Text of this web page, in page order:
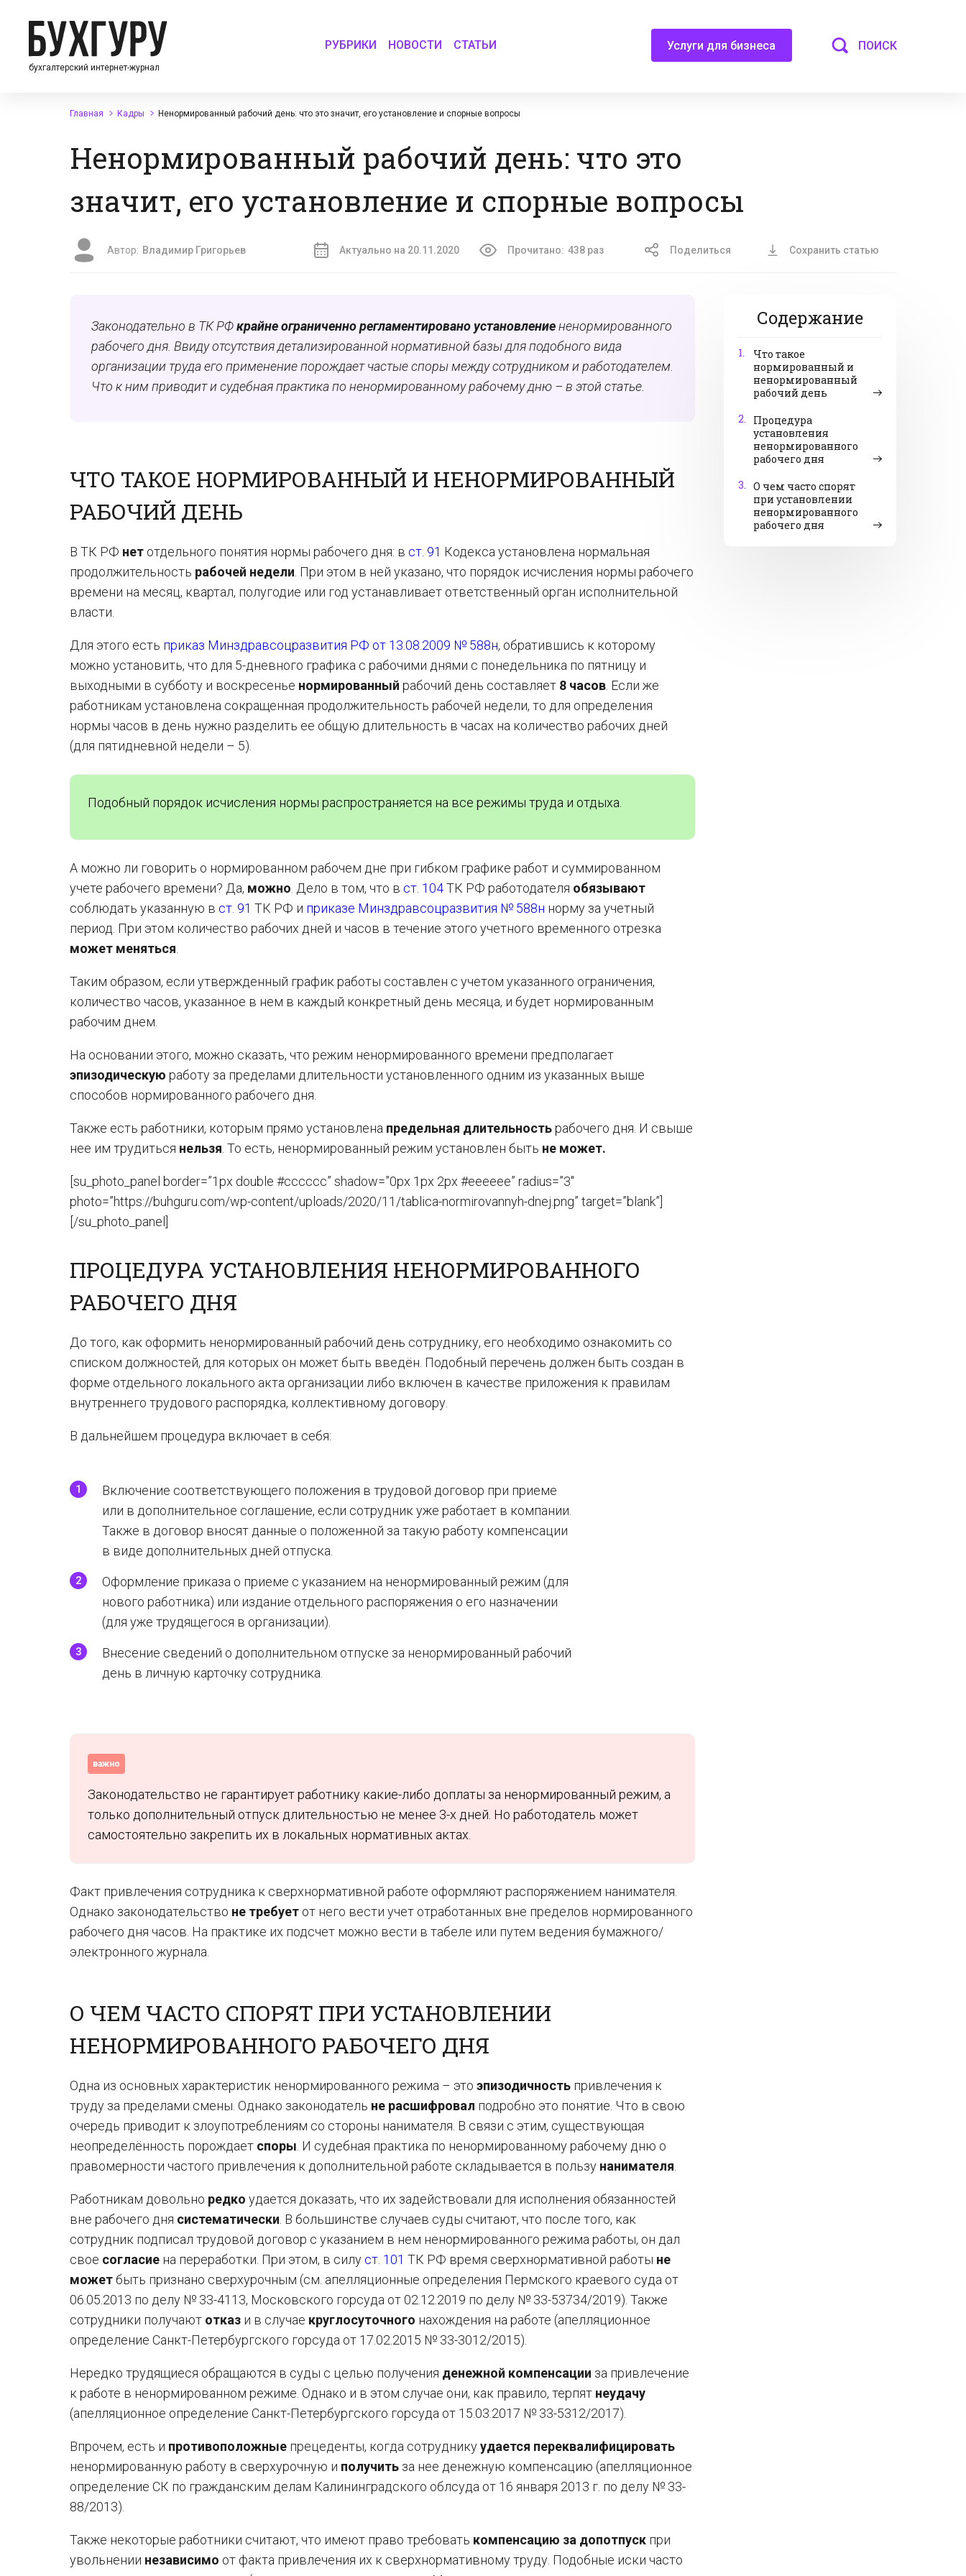
бухгалтерский интернет-журнал
РУБРИКИ НОВОСТИ СТАТЬИ Услуги для бизнеса ПОИСК
Главная Кадры Ненормированный рабочий день: что это значит, его установление и спорные вопросы
Ненормированный рабочий день: что это
значит, его установление и спорные вопросы
Автор: Владимир Григорьев Актуально на 20.11.2020 Прочитано: 438 раз Поделиться Сохранить статью
Содержание
1.
Что такое
нормированный и
ненормированный
рабочий день
2.
Процедура
установления
ненормированного
рабочего дня
3. О чем часто спорят
при установлении
ненормированного
рабочего дня
Законодательно в ТК РФкрайне ограниченно регламентировано установлениененормированного
рабочего дня. Ввиду отсутствия детализированной нормативной базы для подобного вида
организации труда его применение порождает частые споры между сотрудником и работодателем.
Что к ним приводит и судебная практика по ненормированному рабочему дню – в этой статье.
ЧТО ТАКОЕ НОРМИРОВАННЫЙ И НЕНОРМИРОВАННЫЙ
РАБОЧИЙ ДЕНЬ
В ТК РФ нет отдельного понятия нормы рабочего дня: в ст. 91 Кодекса установлена нормальная
продолжительность рабочей недели . При этом в ней указано, что порядок исчисления нормы рабочего
времени на месяц, квартал, полугодие или год устанавливает ответственный орган исполнительной
власти.
Для этого есть приказ Минздравсоцразвития РФ от 13.08.2009 № 588н, обратившись к которому
можно установить, что для 5-дневного графика с рабочими днями с понедельника по пятницу и
выходными в субботу и воскресенье нормированный рабочий день составляет 8 часов . Если же
работникам установлена сокращенная продолжительность рабочей недели, то для определения
нормы часов в день нужно разделить ее общую длительность в часах на количество рабочих дней
(для пятидневной недели – 5).
Подобный порядок исчисления нормы распространяется на все режимы труда и отдыха.
А можно ли говорить о нормированном рабочем дне при гибком графике работ и суммированном
учете рабочего времени? Да, можно . Дело в том, что в ст. 104ТК РФ работодателя обязывают
соблюдать указанную в ст. 91 ТК РФ и приказе Минздравсоцразвития № 588н норму за учетный
период. При этом количество рабочих дней и часов в течение этого учетного временного отрезка
может меняться
Таким образом, если утвержденный график работы составлен с учетом указанного ограничения,
количество часов, указанное в нем в каждый конкретный день месяца, и будет нормированным
рабочим днем.
На основании этого, можно сказать, что режим ненормированного времени предполагает
эпизодическую работу за пределами длительности установленного одним из указанных выше
способов нормированного рабочего дня.
Также есть работники, которым прямо установлена предельная длительностьрабочего дня. И свыше
нее им трудиться нельзя . То есть, ненормированный режим установлен быть не может.
[su_photo_panel border=”1px double #cccccc” shadow=”0px 1px 2px #eeeeee” radius=”3″
photo=”https://buhguru.com/wp-content/uploads/2020/11/tablica-normirovannyh-dnej.png” target=”blank”]
[/su_photo_panel]
ПРОЦЕДУРА УСТАНОВЛЕНИЯ НЕНОРМИРОВАННОГО
РАБОЧЕГО ДНЯ
До того, как оформить ненормированный рабочий день сотруднику, его необходимо ознакомить со
списком должностей, для которых он может быть введён. Подобный перечень должен быть создан в
форме отдельного локального акта организации либо включен в качестве приложения к правилам
внутреннего трудового распорядка, коллективному договору.
В дальнейшем процедура включает в себя:
Включение соответствующего положения в трудовой договор при приеме
или в дополнительное соглашение, если сотрудник уже работает в компании.
Также в договор вносят данные о положенной за такую работу компенсации
в виде дополнительных дней отпуска.
Оформление приказа о приеме с указанием на ненормированный режим (для
нового работника) или издание отдельного распоряжения о его назначении
(для уже трудящегося в организации).
Внесение сведений о дополнительном отпуске за ненормированный рабочий
день в личную карточку сотрудника.
важно
Законодательство не гарантирует работнику какие-либо доплаты за ненормированный режим, а
только дополнительный отпуск длительностью не менее 3-х дней. Но работодатель может
самостоятельно закрепить их в локальных нормативных актах.
Факт привлечения сотрудника к сверхнормативной работе оформляют распоряжением нанимателя.
Однако законодательство не требует от него вести учет отработанных вне пределов нормированного
рабочего дня часов. На практике их подсчет можно вести в табеле или путем ведения бумажного/
электронного журнала.
О ЧЕМ ЧАСТО СПОРЯТ ПРИ УСТАНОВЛЕНИИ
НЕНОРМИРОВАННОГО РАБОЧЕГО ДНЯ
Одна из основных характеристик ненормированного режима – это эпизодичность привлечения к
труду за пределами смены. Однако законодатель не расшифровал подробно это понятие. Что в свою
очередь приводит к злоупотреблениям со стороны нанимателя. В связи с этим, существующая
неопределённость порождает споры . И судебная практика по ненормированному рабочему дню о
правомерности частого привлечения к дополнительной работе складывается в пользу нанимателя
Работникам довольно редко удается доказать, что их задействовали для исполнения обязанностей
вне рабочего дня систематически . В большинстве случаев суды считают, что после того, как
сотрудник подписал трудовой договор с указанием в нем ненормированного режима работы, он дал
свое согласие на переработки. При этом, в силу ст. 101 ТК РФ время сверхнормативной работы не
можетбыть признано сверхурочным (см. апелляционные определения Пермского краевого суда от
06.05.2013 по делу № 33-4113, Московского горсуда от 02.12.2019 по делу № 33-53734/2019). Также
сотрудники получают отказ и в случае круглосуточного нахождения на работе (апелляционное
определение Санкт-Петербургского горсуда от 17.02.2015 № 33-3012/2015).
Нередко трудящиеся обращаются в суды с целью получения денежной компенсации за привлечение
к работе в ненормированном режиме. Однако и в этом случае они, как правило, терпят неудачу
(апелляционное определение Санкт-Петербургского горсуда от 15.03.2017 № 33-5312/2017).
Впрочем, есть и противоположные прецеденты, когда сотрудникуудается переквалифицировать
ненормированную работу в сверхурочную и получить за нее денежную компенсацию (апелляционное
определение СК по гражданским делам Калининградского облсуда от 16 января 2013 г. по делу № 33-
88/2013).
Также некоторые работники считают, что имеют право требовать компенсацию за допотпуск при
увольнении независимо от факта привлечения их к сверхнормативному труду. Подобные иски часто